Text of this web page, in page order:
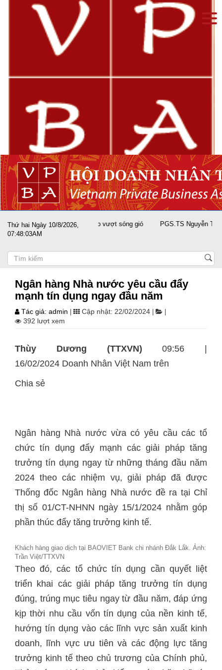
Thứ hai Ngày 10/8/2026,
07:48:03AM
sát cánh cùng doanh nghiệp vượt sóng gió PGS.TS Nguyễn
Ngân hàng Nhà nước yêu cầu đẩy
mạnh tín dụng ngay đầu năm
Tác giả: admin Cập nhật: 22/02/2024
392 lượt xem
Thùy Dương (TTXVN) 09:56 |
16/02/2024 Doanh Nhân Việt Nam trên
Chia sẻ
Ngân hàng Nhà nước vừa có yêu cầu các tổ
chức tín dụng đẩy mạnh các giải pháp tăng
trưởng tín dụng ngay từ những tháng đầu năm
2024 theo các nhiệm vụ, giải pháp đã được
Thống đốc Ngân hàng Nhà nước đề ra tại Chỉ
thị số 01/CT-NHNN ngày 15/1/2024 nhằm góp
phần thúc đẩy tăng trưởng kinh tế.
Khách hàng giao dịch tại BAOVIET Bank chi nhánh Đắk Lắk. Ảnh:
Trần Việt/TTXVN
Theo đó, các tổ chức tín dụng cần quyết liệt
triển khai các giải pháp tăng trưởng tín dụng
đúng, trúng mục tiêu ngay từ đầu năm, đáp ứng
kịp thời nhu cầu vốn tín dụng của nền kinh tế,
hướng tín dụng vào các lĩnh vực sản xuất kinh
doanh, lĩnh vực ưu tiên và các động lực tăng
trưởng kinh tế theo chủ trương của Chính phủ,